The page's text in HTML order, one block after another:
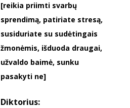
[reikia priimti svarbų
sprendimą, patiriate stresą,
susiduriate su sudėtingais
žmonėmis, išduoda draugai,
užvaldo baimė, sunku
pasakyti ne]
Diktorius: